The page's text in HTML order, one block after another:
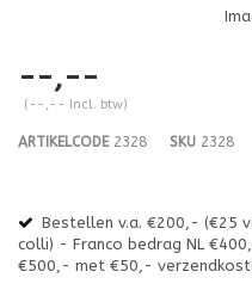
--,--
(--,-- Incl. btw)
ARTIKELCODE2328 SKU 2328
Bestellen v.a. €200,- (€25
colli) - Franco bedrag NL
€500,- met €50,-